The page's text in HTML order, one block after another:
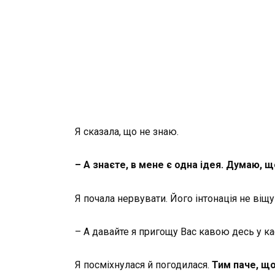
Я сказала, що не знаю.
– А знаєте, в мене є одна ідея. Думаю,
Я почала нервувати. Його інтонація не
– А давайте я пригощу Вас кавою десь у
Я посміхнулася й погодилася. Тим паче,